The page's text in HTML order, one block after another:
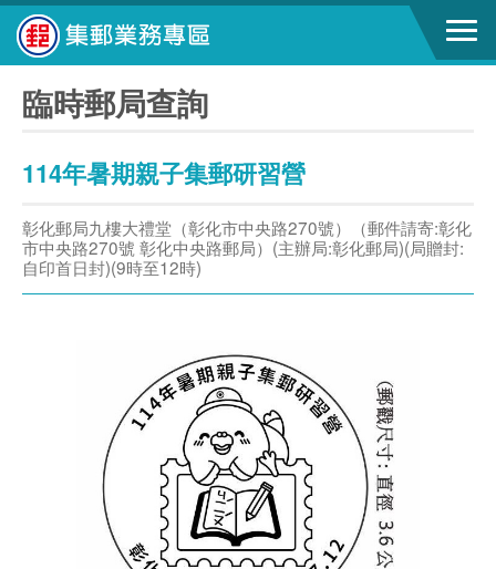
臨時郵局查詢
114年暑期親子集郵研習營
彰化郵局九樓大禮堂（彰化市中央路270號）（郵件請寄:彰化
市中央路270號 彰化中央路郵局）(主辦局:彰化郵局)(局贈封:
自印首日封)(9時至12時)